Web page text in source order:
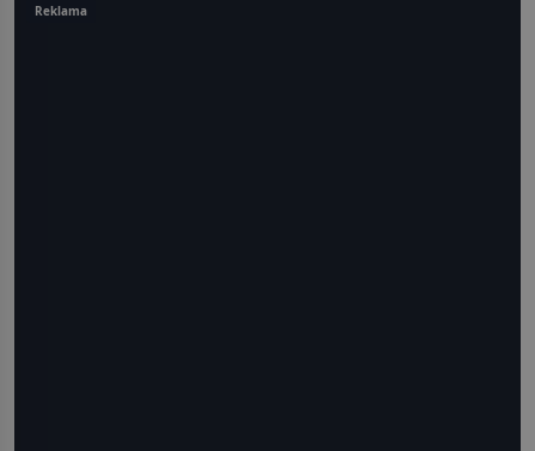
Reklama